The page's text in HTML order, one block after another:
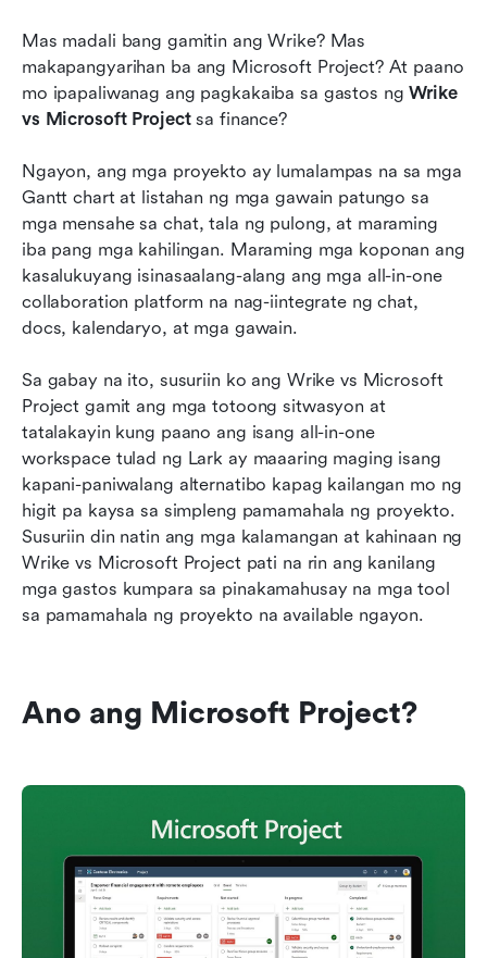
Mas madali bang gamitin ang Wrike? Mas
makapangyarihan ba ang Microsoft Project? At paano
mo ipapaliwanag ang pagkakaiba sa gastos ng Wrike
vs Microsoft Project sa finance?
Ngayon, ang mga proyekto ay lumalampas na sa mga
Gantt chart at listahan ng mga gawain patungo sa
mga mensahe sa chat, tala ng pulong, at maraming
iba pang mga kahilingan. Maraming mga koponan ang
kasalukuyang isinasaalang-alang ang mga all-in-one
collaboration platform na nag-iintegrate ng chat,
docs, kalendaryo, at mga gawain.
Sa gabay na ito, susuriin ko ang Wrike vs Microsoft
Project gamit ang mga totoong sitwasyon at
tatalakayin kung paano ang isang all-in-one
workspace tulad ng Lark ay maaaring maging isang
kapani-paniwalang alternatibo kapag kailangan mo ng
higit pa kaysa sa simpleng pamamahala ng proyekto.
Susuriin din natin ang mga kalamangan at kahinaan ng
Wrike vs Microsoft Project pati na rin ang kanilang
mga gastos kumpara sa pinakamahusay na mga tool
sa pamamahala ng proyekto na available ngayon.
Ano ang Microsoft Project?
pagpepresyo
Lark bilang pinakamahusay na alternatibo sa
Wrike at Microsoft Project
mas mahusay at kailan pipiliin ang Lark?
Konklusyon
Mga Madalas Itanong
May kaugnayang pagbasa